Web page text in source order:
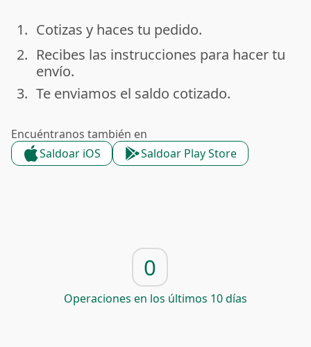
done
1. Cotizas y haces tu pedido.
done
2. Recibes las instrucciones para hacer tu
envío.
done
3. Te enviamos el saldo cotizado.
Encuéntranos también en
Saldoar iOS
Saldoar Play Store
0
Operaciones en los últimos 10 días